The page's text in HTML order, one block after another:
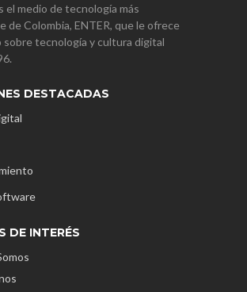
el medio de tecnología más
de Colombia, ENTER, que le ofrece
sobre tecnología y cultura digital
DESTACADAS
DE INTERÉS